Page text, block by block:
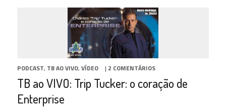
PODCAST, TB AO VIVO, VÍDEO | 2 COMENTÁRIOS
TB ao VIVO: Trip Tucker: o coração de
Enterprise